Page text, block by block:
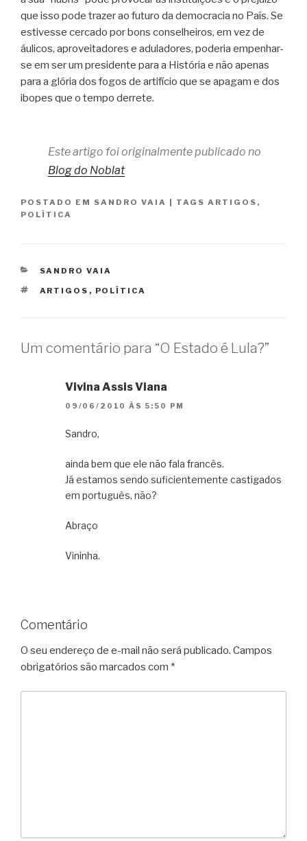
que isso pode trazer ao futuro da democracia no País. Se
estivesse cercado por bons conselheiros, em vez de
áulicos, aproveitadores e aduladores, poderia empenhar-
se em ser um presidente para a História e não apenas
para a glória dos fogos de artifício que se apagam e dos
ibopes que o tempo derrete.
Este artigo foi originalmente publicado no
Blog do Noblat
POSTADO EM SANDRO VAIA | TAGS ARTIGOS ,
POLÍTICA
CATEGORIAS
SANDRO VAIA
TAGS
ARTIGOS , POLÍTICA
Um comentário para “O Estado é Lula?”
Vivina Assis Viana
09/06/2010 ÀS 5:50 PM
Sandro,
ainda bem que ele não fala francês.
Já estamos sendo suficientemente castigados
em português, não?
Abraço
Vininha.
Comentário
O seu endereço de e-mail não será publicado. Campos
obrigatórios são marcados com *